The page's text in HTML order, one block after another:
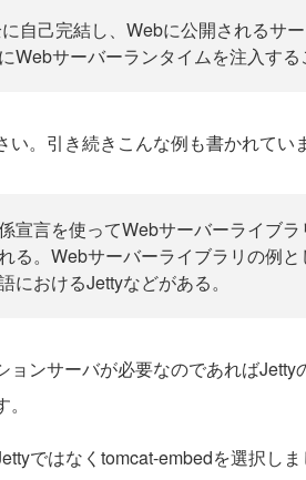
自己完結し、Webに公開されるサ
Webサーバーランタイムを注入す
。引き続きこんな例も書かれていま
宣言を使ってWebサーバーライブ
る。Webサーバーライブラリの例
におけるJettyなどがある。
ンサーバが必要なのであればJetty
ではなくtomcat-embedを選択しま